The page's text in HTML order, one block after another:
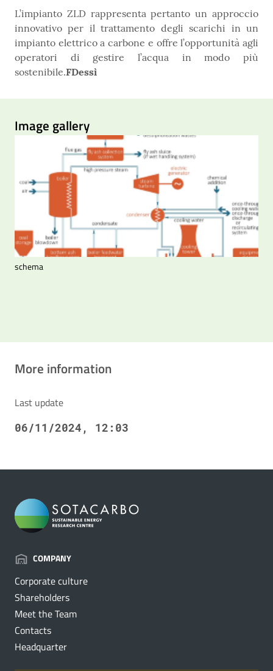
L’impianto ZLD rappresenta pertanto un approccio
innovativo per il trattamento degli scarichi in un
impianto elettrico a carbone e offre l’opportunità agli
operatori di gestire l’acqua in modo più
sostenibile.FDessì
Image gallery
schema
More information
Last update
06/11/2024, 12:03
COMPANY
Corporate culture
Shareholders
Meet the Team
Contacts
Headquarter